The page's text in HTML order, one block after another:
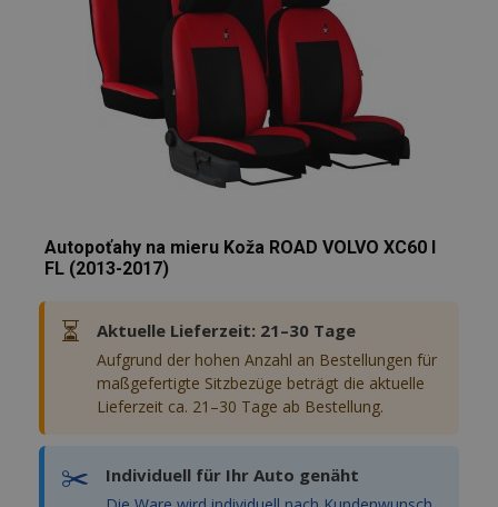
hinzufügen
Autopoťahy na mieru Koža ROAD VOLVO XC60 I
FL (2013-2017)
⏳ Aktuelle Lieferzeit: 21–30 Tage
Aufgrund der hohen Anzahl an Bestellungen für
maßgefertigte Sitzbezüge beträgt die aktuelle
Lieferzeit ca. 21–30 Tage ab Bestellung.
✂️ Individuell für Ihr Auto genäht